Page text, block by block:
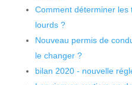
Comment déterminer les
lourds ?
Nouveau permis de
le changer ?
bilan 2020 - nouvelle